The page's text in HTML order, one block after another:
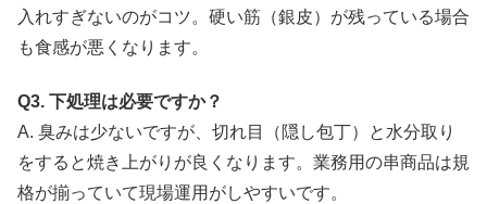
入れすぎないのがコツ。硬い筋（銀皮）が残っている場合
も食感が悪くなります。
Q3. 下処理は必要ですか？
A. 臭みは少ないですが、切れ目（隠し包丁）と水分取り
をすると焼き上がりが良くなります。業務用の串商品は規
格が揃っていて現場運用がしやすいです。